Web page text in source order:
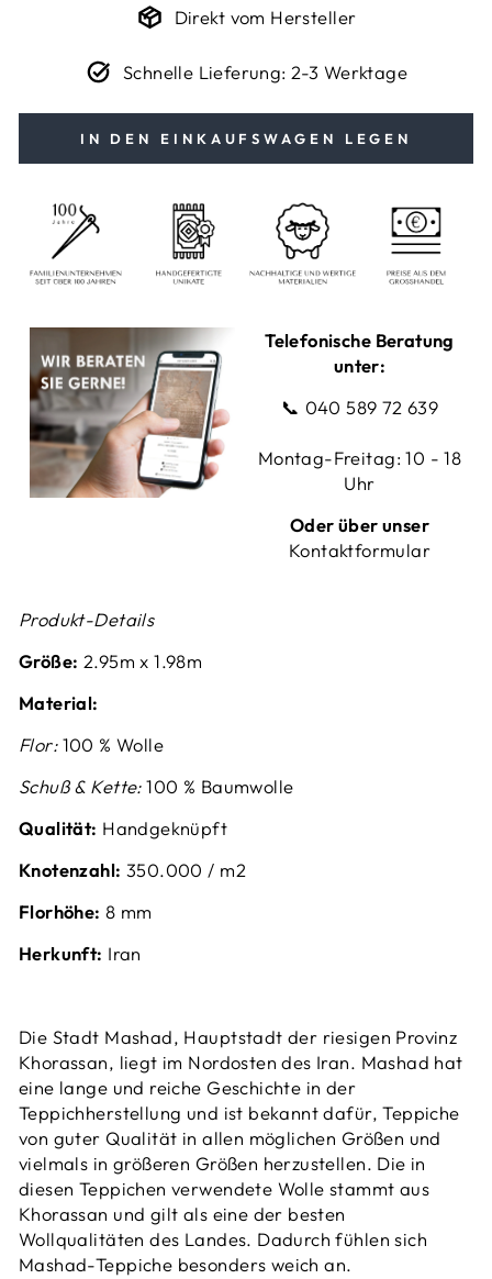
Direkt vom Hersteller
Schnelle Lieferung: 2-3 Werktage
IN DEN EINKAUFSWAGEN LEGEN
Telefonische Beratung
unter:
📞 040 589 72 639
Montag-Freitag: 10 - 18
Uhr
Oder über unser
Kontaktformular
Produkt-Details
Größe: 2.95m x 1.98m
Material:
Flor: 100 % Wolle
Schuß & Kette: 100 % Baumwolle
Qualität: Handgeknüpft
Knotenzahl: 350.000 / m2
Florhöhe: 8 mm
Herkunft: Iran
Die Stadt Mashad, Hauptstadt der riesigen Provinz
Khorassan, liegt im Nordosten des Iran. Mashad hat
eine lange und reiche Geschichte in der
Teppichherstellung und ist bekannt dafür, Teppiche
von guter Qualität in allen möglichen Größen und
vielmals in größeren Größen herzustellen. Die in
diesen Teppichen verwendete Wolle stammt aus
Khorassan und gilt als eine der besten
Wollqualitäten des Landes. Dadurch fühlen sich
Mashad-Teppiche besonders weich an.